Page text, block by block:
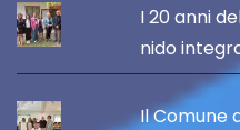
I 20 anni
nido
Il Comune